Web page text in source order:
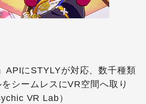
APIにSTYLYが対応、数千種類
シームレスにVR空間へ取り
VR Lab）